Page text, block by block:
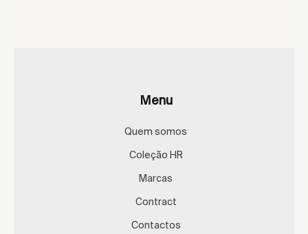
Menu
Quem somos
Coleção HR
Marcas
Contract
Contactos